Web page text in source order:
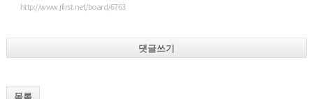
http://www.jfirst.net/board/6763
댓글쓰기
목록